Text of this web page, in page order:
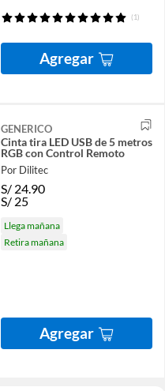
(1)
Agregar
GENERICO
Cinta tira LED USB de 5 metros
RGB con Control Remoto
Por Dilitec
S/ 24.90
S/ 25
Llega mañana
Retira mañana
Agregar